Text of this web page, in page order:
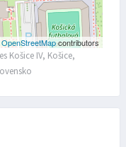
OpenStreetMapcontributors
Košice IV, Košice,